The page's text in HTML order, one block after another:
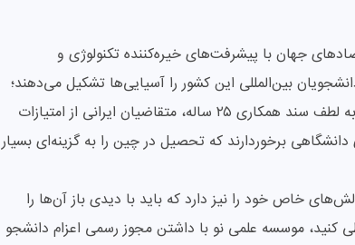
جهان با پیشرفت‌های خیره‌کننده تکنولوژی و
بین‌المللی این کشور را آسیایی‌ها تشکیل می‌دهند؛
اما در این میان، شرایط برای ایرانیان بسیار ویژه است. به لطف سند همکاری ۲۵ ساله، متقاضیان ایرانی از امتیازات
برخوردارند که تحصیل در چین را به گزینه‌ای بسیار
خاص خود را نیز دارد که باید با دیدی باز آن‌ها را
کنید، موسسه علمی نو با داشتن مجوز رسمی اعزام دانشجو